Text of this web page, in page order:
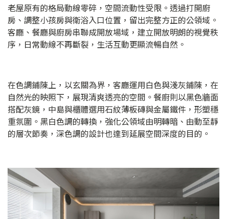
老屋原有的格局動線零碎，空間流動性受限。透過打開廚
房、調整小孩房與衛浴入口位置，留出完整方正的公領域。
客廳、餐廳與廚房串聯成開放場域，建立開放明朗的視覺秩
序，日常動線不再斷裂，生活互動更顯流暢自然。
在色調鋪陳上，以玄關為界，客廳運用白色與淺灰鋪陳，在
自然光的映照下，展現清爽透亮的空間。餐廚則以黑色牆面
搭配灰鏡，中島與櫃體選用石紋薄板磚與金屬鐵件，形塑穩
重氛圍。黑白色調的轉換，強化公領域由明轉暗、由動至靜
的層次節奏，深色調的設計也達到延展空間深度的目的。